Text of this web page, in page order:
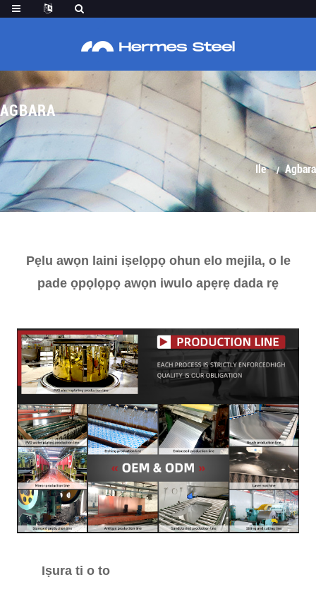
AGBARA
Ile Agbara
Pẹlu awọn laini iṣelọpọ ohun elo mejila, o le
pade ọpọlọpọ awọn iwulo apẹrẹ dada rẹ
Iṣura ti o to